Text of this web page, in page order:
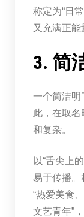
称定为“日
又充满正能
3. 简
一个简洁明
此，在取名
和复杂。
以“舌尖上
易于传播。
“热爱美食
文艺青年”